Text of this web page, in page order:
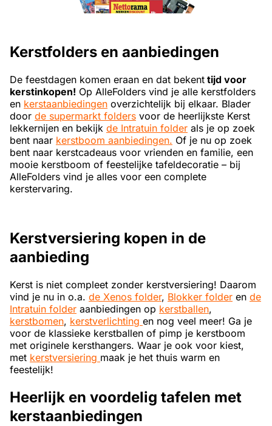
Kerstfolders en aanbiedingen
De feestdagen komen eraan en dat bekent tijd voor
kerstinkopen! Op AlleFolders vind je alle kerstfolders
en kerstaanbiedingen overzichtelijk bij elkaar. Blader
door de supermarkt folders voor de heerlijkste Kerst
lekkernijen en bekijk de Intratuin folder als je op zoek
bent naar kerstboom aanbiedingen. Of je nu op zoek
bent naar kerstcadeaus voor vrienden en familie, een
mooie kerstboom of feestelijke tafeldecoratie – bij
AlleFolders vind je alles voor een complete
kerstervaring.
Kerstversiering kopen in de
aanbieding
Kerst is niet compleet zonder kerstversiering! Daarom
vind je nu in o.a. de Xenos folder, Blokker folder en de
Intratuin folder aanbiedingen op kerstballen,
kerstbomen, kerstverlichting en nog veel meer! Ga je
voor de klassieke kerstballen of pimp je kerstboom
met originele kersthangers. Waar je ook voor kiest,
met kerstversiering maak je het thuis warm en
feestelijk!
Heerlijk en voordelig tafelen met
kerstaanbiedingen